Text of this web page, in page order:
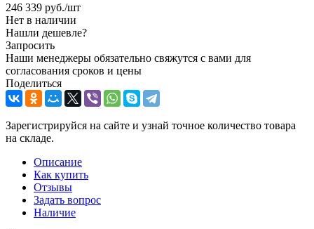
246 339 руб./шт
Нет в наличии
Нашли дешевле?
Запросить
Наши менеджеры обязательно свяжутся с вами для
согласования сроков и цены
Поделиться
Зарегистрируйся на сайте и узнай точное количество товара
на складе.
Описание
Как купить
Отзывы
Задать вопрос
Наличие